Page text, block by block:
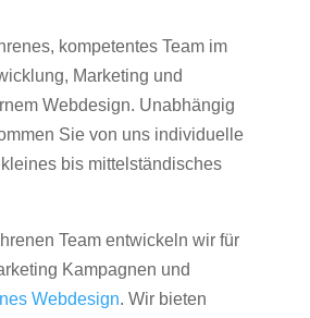
kompetentes Team im
Marketing und
Webdesign. Unabhängig
Sie von uns individuelle
bis mittelständisches
Team entwickeln wir für
Kampagnen und
Webdesign. Wir bieten